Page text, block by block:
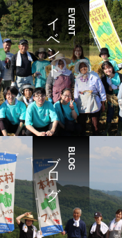
EVENT
イベント
BLOG
ブログ